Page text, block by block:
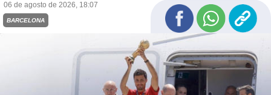
06 de agosto de 2026, 18:07
BARCELONA